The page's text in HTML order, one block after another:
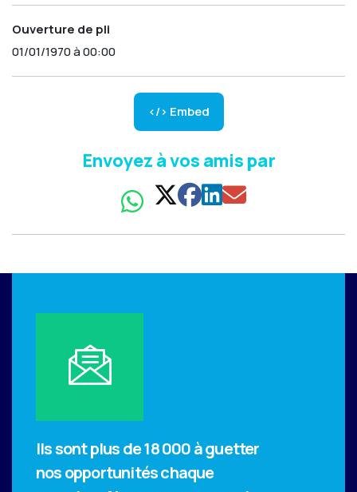
Ouverture de pli
01/01/1970 à 00:00
</> Embed
Envoyez à vos amis par
Ils sont plus de 18 000 à guetter
nos opportunités chaque